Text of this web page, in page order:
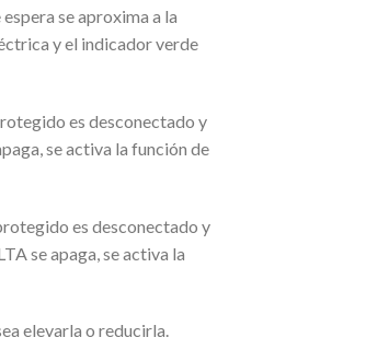
se aproxima a la
y el indicador verde
es desconectado y
se activa la función de
es desconectado y
se apaga, se activa la
elevarla o reducirla.